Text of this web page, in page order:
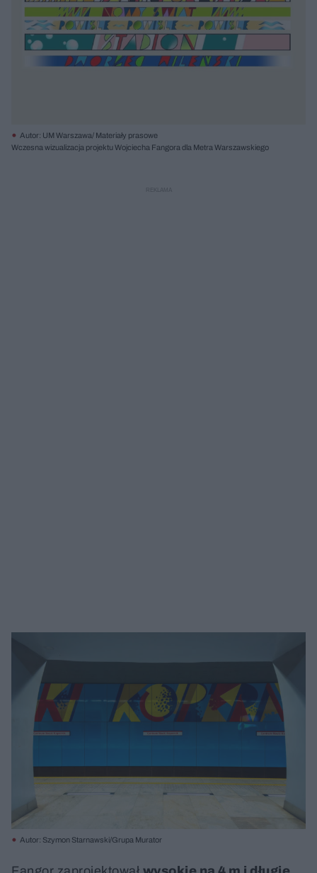
Autor: UM Warszawa/ Materiały prasowe
Wczesna wizualizacja projektu Wojciecha Fangora dla Metra Warszawskiego
Autor: Szymon Starnawski/Grupa Murator